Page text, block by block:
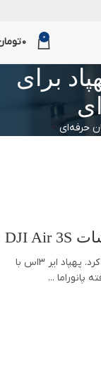
0
0
برای
حرفه‌ای
شرکت DJI ایر 3 اس ( Air 3S ) را 24 مهر 1403 معرفی کرد. پهپاد ایر 3اس با
پانوراما ...